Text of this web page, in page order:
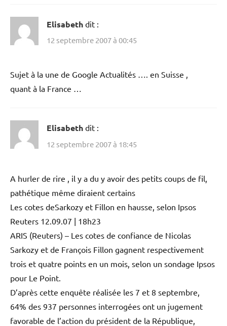
Elisabeth dit :
12 septembre 2007 à 00:45
Sujet à la une de Google Actualités …. en Suisse ,
quant à la France …
Elisabeth dit :
12 septembre 2007 à 18:45
A hurler de rire , il y a du y avoir des petits coups de fil,
pathétique même diraient certains
Les cotes deSarkozy et Fillon en hausse, selon Ipsos
Reuters 12.09.07 | 18h23
ARIS (Reuters) – Les cotes de confiance de Nicolas
Sarkozy et de François Fillon gagnent respectivement
trois et quatre points en un mois, selon un sondage Ipsos
pour Le Point.
D’après cette enquête réalisée les 7 et 8 septembre,
64% des 937 personnes interrogées ont un jugement
favorable de l’action du président de la République,